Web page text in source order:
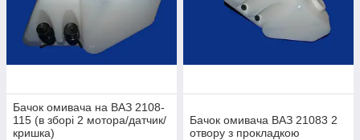
Бачок омивача на ВАЗ 2108-
115 (в зборі 2 мотора/датчик/
кришка)
Бачок омивача ВАЗ 21083 2
отвору з прокладкою